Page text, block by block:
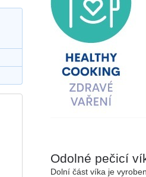
Odolné pečicí
Dolní část víka je